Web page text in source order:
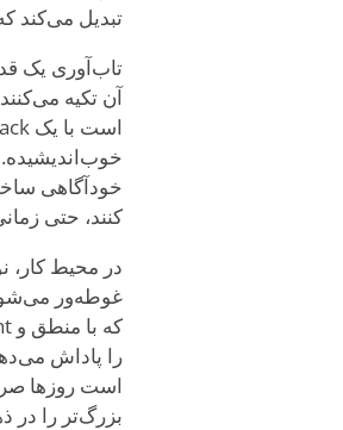
تبدیل می‌کند
خوب‌اندیشیده.
خودآگاهی
کنند، حتی
غوطه‌ور
است روزها
بزرگ‌تر را در